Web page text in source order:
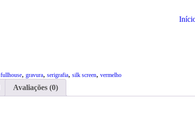
fullhouse, gravura, serigrafia, silk screen, vermelho
Avaliações (0)